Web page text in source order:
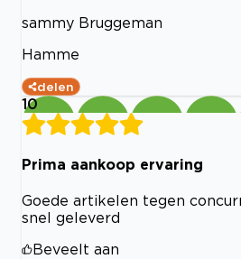
sammy Bruggeman
Hamme
delen
10
Prima aankoop ervaring
Goede artikelen tegen
snel geleverd
Beveelt aan